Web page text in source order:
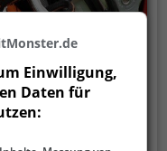
Einwilligung,
Daten für